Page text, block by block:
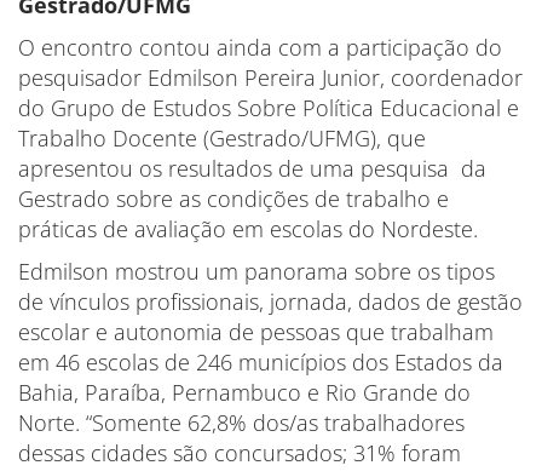
O encontro contou ainda com a participação do
pesquisador Edmilson Pereira Junior, coordenador
do Grupo de Estudos Sobre Política Educacional e
Trabalho Docente (Gestrado/UFMG), que
apresentou os resultados de uma pesquisa da
Gestrado sobre as condições de trabalho e
práticas de avaliação em escolas do Nordeste.
Edmilson mostrou um panorama sobre os tipos
de vínculos profissionais, jornada, dados de gestão
escolar e autonomia de pessoas que trabalham
em 46 escolas de 246 municípios dos Estados da
Bahia, Paraíba, Pernambuco e Rio Grande do
Norte. “Somente 62,8% dos/as trabalhadores
dessas cidades são concursados; 31% foram